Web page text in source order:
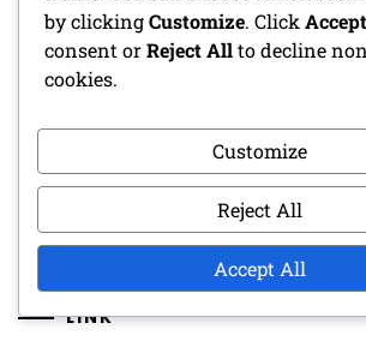
Save my name, email, and
browser for the next time I
LINK
by clickingCustomize. Click
consent orReject Allto decline
cookies.
Customize
Reject All
Accept All